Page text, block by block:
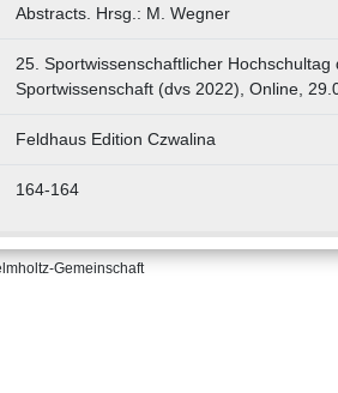
Abstracts. Hrsg.: M. Wegner
25. Sportwissenschaftlicher
Sportwissenschaft (dvs 2022), Online,
Feldhaus Edition Czwalina
164-164
Gemeinschaft